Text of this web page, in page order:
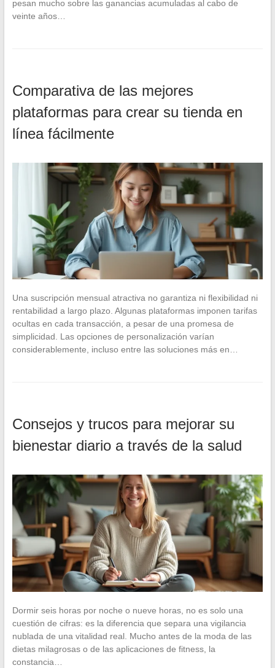
pesan mucho sobre las ganancias acumuladas al cabo de
veinte años…
Comparativa de las mejores
plataformas para crear su tienda en
línea fácilmente
Una suscripción mensual atractiva no garantiza ni flexibilidad ni
rentabilidad a largo plazo. Algunas plataformas imponen tarifas
ocultas en cada transacción, a pesar de una promesa de
simplicidad. Las opciones de personalización varían
considerablemente, incluso entre las soluciones más en…
Consejos y trucos para mejorar su
bienestar diario a través de la salud
Dormir seis horas por noche o nueve horas, no es solo una
cuestión de cifras: es la diferencia que separa una vigilancia
nublada de una vitalidad real. Mucho antes de la moda de las
dietas milagrosas o de las aplicaciones de fitness, la
constancia…